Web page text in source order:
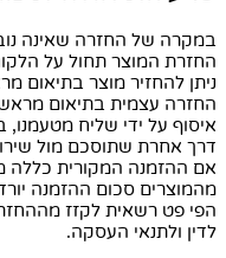
במקרה של החזרה שאינה
החזרת המוצר תחול על
ניתן להחזיר מוצר
החזרה עצמית בתיאום
איסוף על ידי שליח
דרך אחרת שתוסכם מול
אם ההזמנה המקורית כללה
מהמוצרים סכום ההזמנה
הפי פט רשאית לקזז
לדין ולתנאי העסקה.